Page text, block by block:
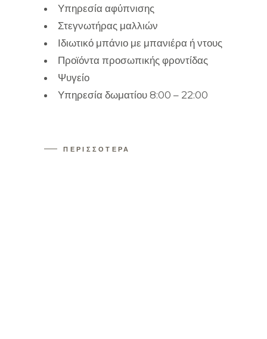
Υπηρεσία αφύπνισης
Στεγνωτήρας μαλλιών
Ιδιωτικό μπάνιο με μπανιέρα ή ντους
Προϊόντα προσωπικής φροντίδας
Ψυγείο
Υπηρεσία δωματίου 8:00 – 22:00
ΠΕΡΙΣΣΟΤΕΡΑ